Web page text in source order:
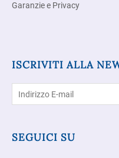
Garanzie e Privacy
ISCRIVITI ALLA
SEGUICI SU